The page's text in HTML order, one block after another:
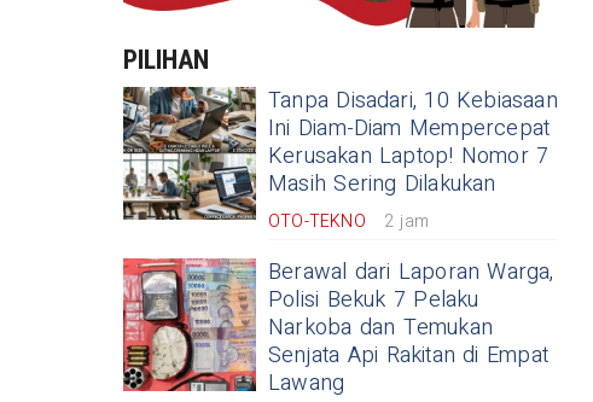
PILIHAN
Tanpa Disadari, 10 Kebiasaan
Ini Diam-Diam Mempercepat
Kerusakan Laptop! Nomor 7
Masih Sering Dilakukan
OTO-TEKNO 2 jam
Berawal dari Laporan Warga,
Polisi Bekuk 7 Pelaku
Narkoba dan Temukan
Senjata Api Rakitan di Empat
Lawang